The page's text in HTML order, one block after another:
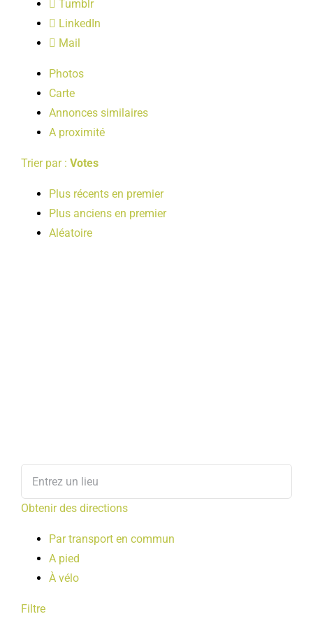
Tumblr
LinkedIn
Mail
Photos
Carte
Annonces similaires
A proximité
Trier par : Votes
Plus récents en premier
Plus anciens en premier
Aléatoire
Obtenir des directions
Par transport en commun
A pied
À vélo
Filtre